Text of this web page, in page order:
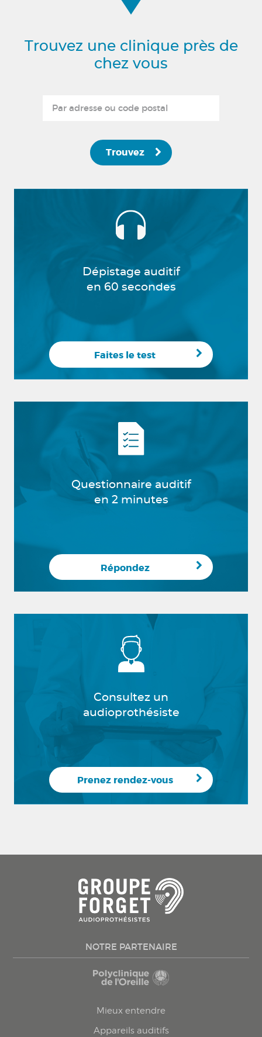
Trouvez une clinique près de
chez vous
Trouvez
Dépistage auditif
en 60 secondes
Faites le test
Questionnaire auditif
en 2 minutes
Répondez
Consultez un
audioprothésiste
Prenez rendez-vous
NOTRE PARTENAIRE
Mieux entendre
Appareils auditifs